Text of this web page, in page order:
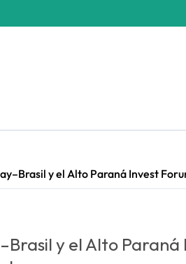
y el Alto Paraná Invest
y el Alto Paraná